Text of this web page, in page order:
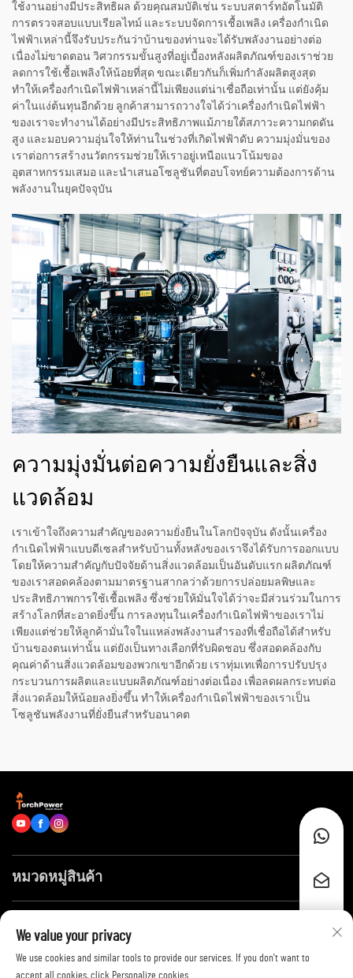
ใช้งานอย่างมีประสิทธิผล ด้วยคุณสมบัติเช่น ระบบสตาร์ทอัตโนมัติ
การตรวจสอบแบบเรียลไทม์ และระบบจัดการเชื้อเพลิง เครื่องกำเนิด
ไฟฟ้าเหล่านี้จึงรับประกันว่าบ้านของท่านจะได้รับพลังงานอย่างต่อ
เนื่องไม่ขาดตอน วิศวกรรมขั้นสูงที่อยู่เบื้องหลังผลิตภัณฑ์ของเราช่วย
ลดการใช้เชื้อเพลิงให้น้อยที่สุด ขณะเดียวกันก็เพิ่มกำลังผลิตสูงสุด
ทำให้เครื่องกำเนิดไฟฟ้าเหล่านี้ไม่เพียงแต่น่าเชื่อถือเท่านั้น แต่ยังคุ้ม
ค่าในแง่ต้นทุนอีกด้วย ลูกค้าสามารถวางใจได้ว่าเครื่องกำเนิดไฟฟ้า
ของเราจะทำงานได้อย่างมีประสิทธิภาพแม้ภายใต้สภาวะความกดดัน
สูง และมอบความอุ่นใจให้ท่านในช่วงที่เกิดไฟฟ้าดับ ความมุ่งมั่นของ
เราต่อการสร้างนวัตกรรมช่วยให้เราอยู่เหนือแนวโน้มของ
อุตสาหกรรมเสมอ และนำเสนอโซลูชันที่ตอบโจทย์ความต้องการด้าน
พลังงานในยุคปัจจุบัน
ความมุ่งมั่นต่อความยั่งยืนและสิ่ง
แวดล้อม
เราเข้าใจถึงความสำคัญของความยั่งยืนในโลกปัจจุบัน ดังนั้นเครื่อง
กำเนิดไฟฟ้าแบบดีเซลสำหรับบ้านทั้งหลังของเราจึงได้รับการออกแบบ
โดยให้ความสำคัญกับปัจจัยด้านสิ่งแวดล้อมเป็นอันดับแรก ผลิตภัณฑ์
ของเราสอดคล้องตามมาตรฐานสากลว่าด้วยการปล่อยมลพิษและ
ประสิทธิภาพการใช้เชื้อเพลิง ซึ่งช่วยให้มั่นใจได้ว่าจะมีส่วนร่วมในการ
สร้างโลกที่สะอาดยิ่งขึ้น การลงทุนในเครื่องกำเนิดไฟฟ้าของเราไม่
เพียงแต่ช่วยให้ลูกค้ามั่นใจในแหล่งพลังงานสำรองที่เชื่อถือได้สำหรับ
บ้านของตนเท่านั้น แต่ยังเป็นทางเลือกที่รับผิดชอบ ซึ่งสอดคล้องกับ
คุณค่าด้านสิ่งแวดล้อมของพวกเขาอีกด้วย เราทุ่มเทเพื่อการปรับปรุง
กระบวนการผลิตและแบบผลิตภัณฑ์อย่างต่อเนื่อง เพื่อลดผลกระทบต่อ
สิ่งแวดล้อมให้น้อยลงยิ่งขึ้น ทำให้เครื่องกำเนิดไฟฟ้าของเราเป็น
โซลูชันพลังงานที่ยั่งยืนสำหรับอนาคต
หมวดหมู่สินค้า
ติดต่อเรา
We value your privacy
We use cookies and similar tools to provide our services. If you don't want to
accept all cookies, click Personalize cookies.